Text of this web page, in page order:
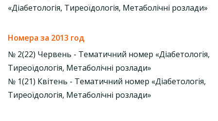
«Діабетологія, Тиреоїдологія, Метаболічні розлади»
Номера за 2013 год
№ 2(22) Червень - Тематичний номер «Діабетологія,
Тиреоїдологія, Метаболічні розлади»
№ 1(21) Квітень - Тематичний номер «Діабетологія,
Тиреоїдологія, Метаболічні розлади»